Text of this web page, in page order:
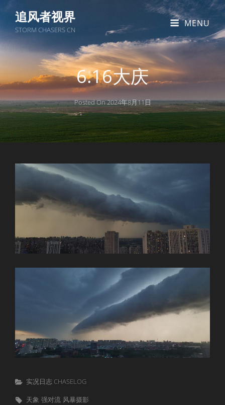
追风者视界
STORM CHASERS CN
MENU
6.16大庆
Posted On2024年8月11日
Categories
实况日志 CHASELOG
Tags,
天象 强对流 风暴摄影